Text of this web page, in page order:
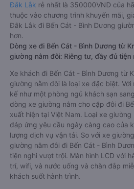
Đắk Lắk rẻ nhất là 350000VND của
thuộc vào chương trình khuyến mãi,
Đắk Lắk đi Bến Cát - Bình Dương
hơn.
Dòng xe đi Bến Cát - Bình Dương từ
giường nằm đôi: Riêng tư, đầy đủ tiện
Xe khách đi Bến Cát - Bình Dương từ
giường nằm đôi là loại xe đặc biệt.
kế như một phòng ngủ khách sạn
dòng xe giường nằm cho cặp đôi đi
xuất hiện tại Việt Nam. Loại xe giường
đáp ứng yêu cầu ngày càng cao của
lượng dịch vụ vận tải. So với xe
giường nằm đôi đi Bến Cát - Bình
tiện nghi vượt trội. Màn hình LCD với
trí, wifi, và nước uống và chăn đắp
khách suốt hành trình.